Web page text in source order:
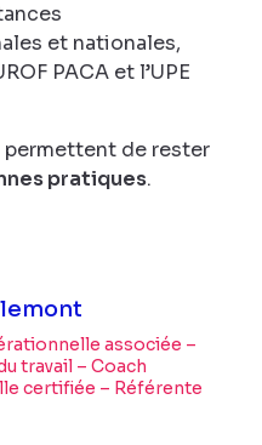
et nationales,
PACA et l’UPE
permettent de rester
pratiques.
associée –
travail – Coach
certifiée – Référente